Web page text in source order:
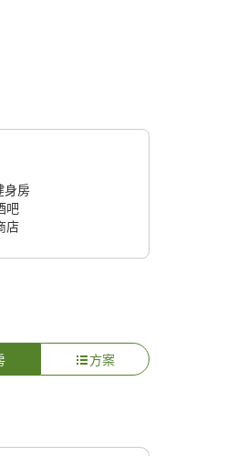
身房
吧
店
方案